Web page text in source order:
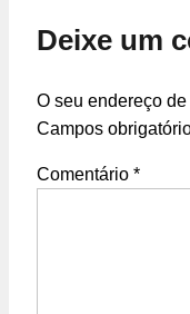
Deixe um
O seu endereço
Campos
Comentário *